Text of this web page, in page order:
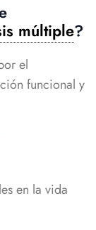
múltiple?
el
funcional y
en la vida